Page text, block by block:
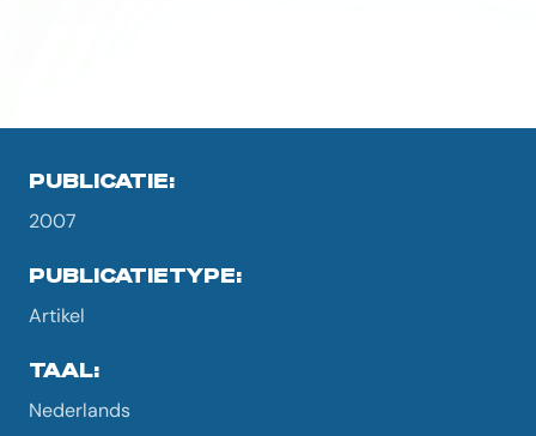
PUBLICATIE:
2007
PUBLICATIETYPE:
Artikel
TAAL:
Nederlands